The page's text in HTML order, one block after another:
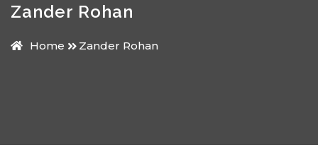
Zander Rohan
Home Zander Rohan